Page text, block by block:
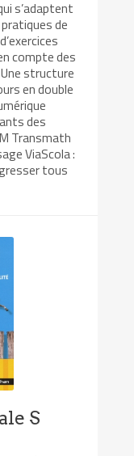
s’adaptent
de
compte des
structure
en double
des
Transmath
ViaScola :
tous
S